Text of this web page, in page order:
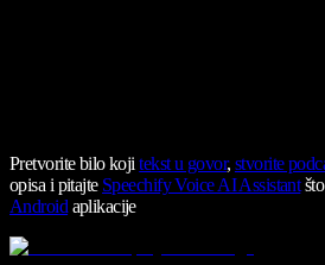
Pretvorite bilo kojitekst u govor, stvorite
opisa i pitajte Speechify Voice AI Assistantšto
Android aplikacije